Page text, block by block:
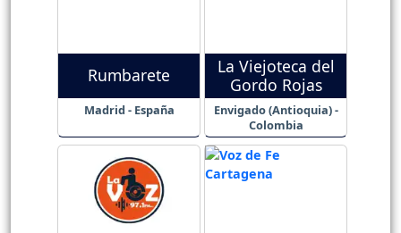
Rumbarete
Madrid - España
La Viejoteca del
Gordo Rojas
Envigado (Antioquia) -
Colombia